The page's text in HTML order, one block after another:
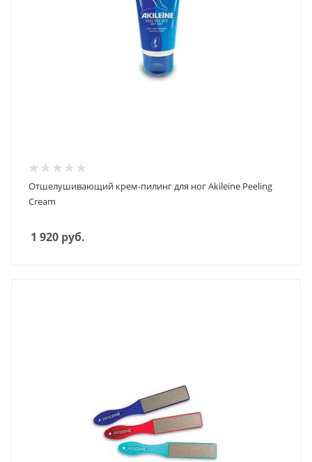
Отшелушивающий крем-пилинг для ног Akileine Peeling
Cream
1 920 руб.